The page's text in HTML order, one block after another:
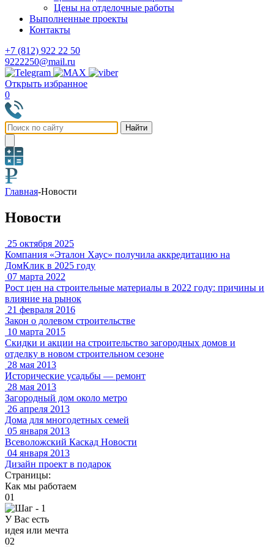
Цены на отделочные работы
Выполненные проекты
Контакты
+7 (812) 922 22 50
9222250@mail.ru
Открыть избранное
0
Главная-Новости
Новости
25 октября 2025
Компания «Эталон Хаус» получила аккредитацию на
ДомКлик в 2025 году
07 марта 2022
Рост цен на строительные материалы в 2022 году: причины и
влияние на рынок
21 февраля 2016
Закон о долевом строительстве
10 марта 2015
Скидки и акции на строительство загородных домов и
отделку в новом строительном сезоне
28 мая 2013
Исторические усадьбы — ремонт
28 мая 2013
Загородный дом около метро
26 апреля 2013
Дома для многодетных семей
05 января 2013
Всеволожский Каскад Новости
04 января 2013
Дизайн проект в подарок
Страницы:
Как мы работаем
01
У Вас есть
идея или мечта
02